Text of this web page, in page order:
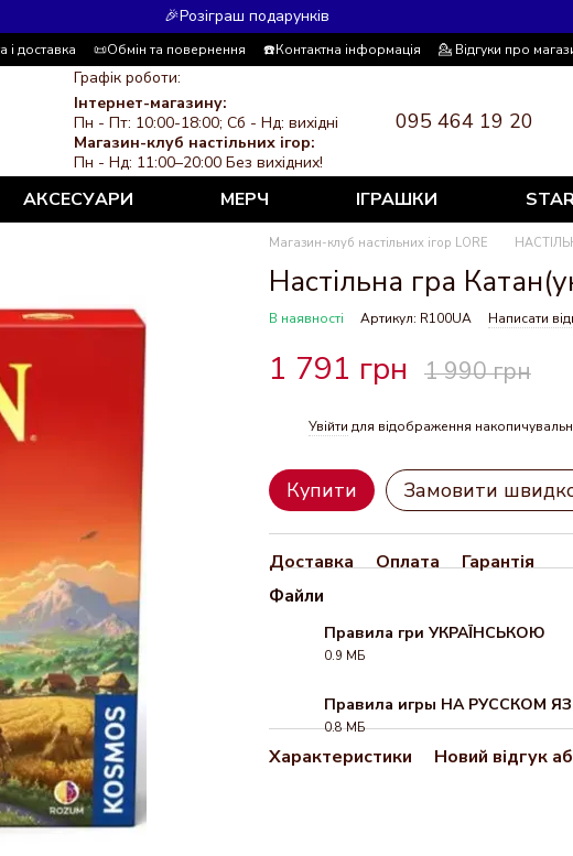
🎉Розіграш подарунків
і доставка 📜Обмін та повернення ☎️Контактна інформація 💁 Відгуки про
знижок
ЗМІ про нас Політика конфіденційності
Графік роботи:
Інтернет-магазину:
Пн - Пт: 10:00-18:00; Сб - Нд: вихідні
Магазин-клуб настільних ігор:
Пн - Нд: 11:00–20:00 Без вихідних!
095 464 19 20
АКСЕСУАРИ МЕРЧ ІГРАШКИ
Магазин-клуб настільних ігор LORE
Настільна гра
В наявності Артикул: R100UA Написати
1 791 грн 1 990 грн
Увійти для відображення
Купити Замовити
Доставка Оплата
Гарантія
Файли
Правила гри УКРАЇНСЬКОЮ
0.9 МБ
Правила игры НА РУССКОМ
0.8 МБ
Характеристики Новий відгук